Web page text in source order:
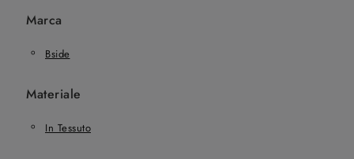
Marca
Bside
Materiale
In Tessuto